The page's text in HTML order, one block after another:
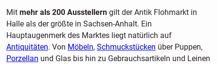
Mit mehr als 200 Ausstellerngilt der Antik Flohmarkt in
Halle als der größte in Sachsen-Anhalt. Ein
Hauptaugenmerk des Marktes liegt natürlich auf
Antiquitäten. Von Möbeln, Schmuckstücken über Puppen,
Porzellan und Glas bis hin zu Gebrauchsartikeln und Leinen